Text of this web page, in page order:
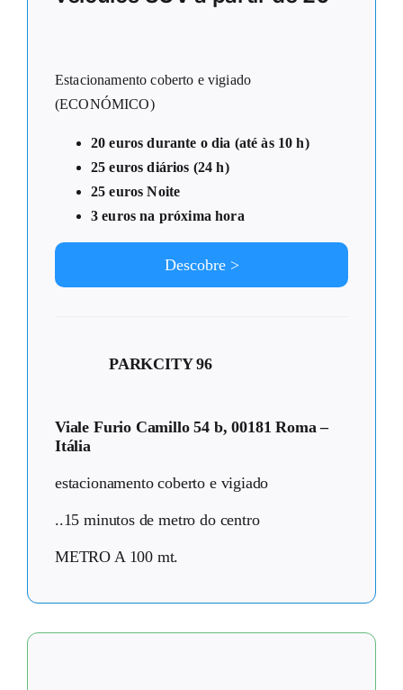
Estacionamento coberto e vigiado
(ECONÓMICO)
20 euros durante o dia (até às 10 h)
25 euros diários (24 h)
25 euros Noite
3 euros na próxima hora
Descobre >
PARKCITY 96
Viale Furio Camillo 54 b, 00181 Roma –
Itália
estacionamento coberto e vigiado
..15 minutos de metro do centro
METRO A 100 mt.